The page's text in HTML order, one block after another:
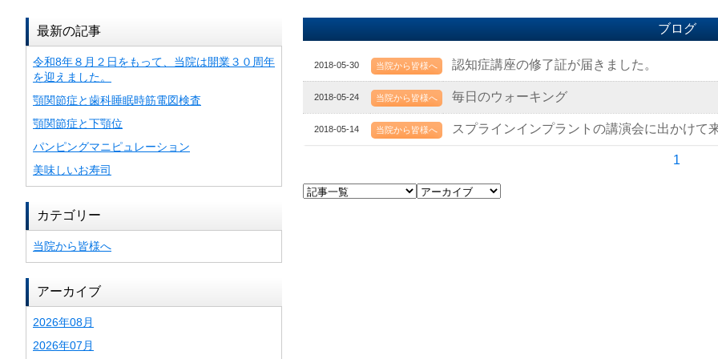
ブログ
2018-05-30 当院から皆様へ 認知症講座の修了証が届きました。
2018-05-24 当院から皆様へ 毎日のウォーキング
2018-05-14 当院から皆様へ スプラインインプラントの講演会に出かけて
1
最新の記事
令和8年８月２日をもって、当院は開業３０周年
を迎えました。
顎関節症と歯科睡眠時筋電図検査
顎関節症と下顎位
パンピングマニピュレーション
美味しいお寿司
カテゴリー
当院から皆様へ
アーカイブ
2026年08月
2026年07月